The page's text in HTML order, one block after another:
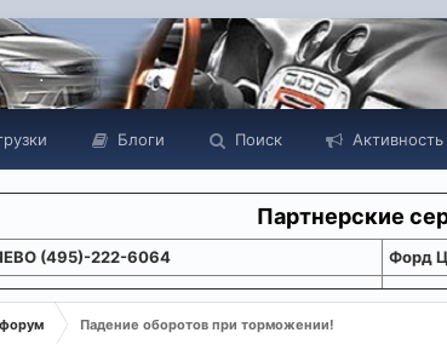
Блоги Поиск Активность
Партнерские
(495)-222-6064 Форд
Падение оборотов при торможении!